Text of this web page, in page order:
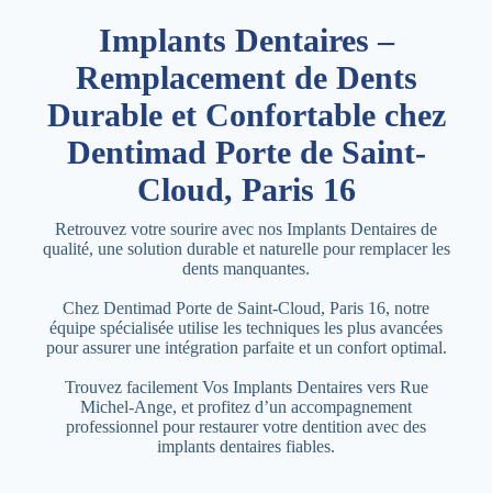
Implants Dentaires –
Remplacement de Dents
Durable et Confortable chez
Dentimad Porte de Saint-
Cloud, Paris 16
Retrouvez votre sourire avec nos Implants Dentaires de
qualité, une solution durable et naturelle pour remplacer les
dents manquantes.
Chez Dentimad Porte de Saint-Cloud, Paris 16, notre
équipe spécialisée utilise les techniques les plus avancées
pour assurer une intégration parfaite et un confort optimal.
Trouvez facilement Vos Implants Dentaires vers Rue
Michel-Ange, et profitez d’un accompagnement
professionnel pour restaurer votre dentition avec des
implants dentaires fiables.